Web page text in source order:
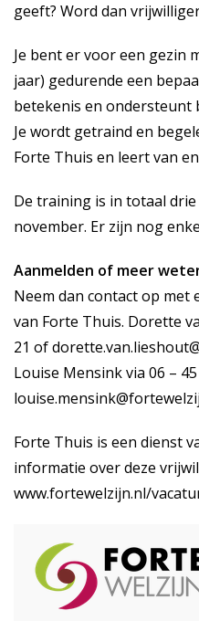
geeft? Word dan
Je bent er voor een gezin
jaar) gedurende een
betekenis en ondersteunt
Je wordt getraind en
Forte Thuis en leert van
De training is in totaal
november. Er zijn nog
Aanmelden of meer
Neem dan contact op met
van Forte Thuis. Dorette
21 of
Louise Mensink via 06 –
Forte Thuis is een dienst
informatie over deze
www.fortewelzijn.nl/